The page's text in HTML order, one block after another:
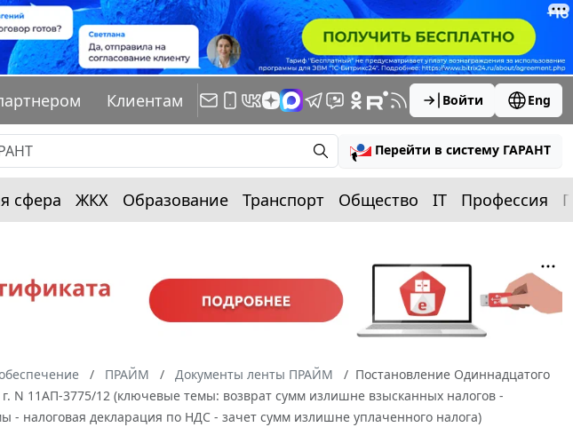
Клиентам Войти Eng
Перейти в систему ГАРАНТ
сфера ЖКХ Образование Транспорт Общество IT Профессия
ПРАЙМ Документы ленты ПРАЙМ
Постановление Одиннадцатого
N 11АП-3775/12 (ключевые темы: возврат сумм излишне взысканных налогов -
налоговая декларация по НДС - зачет сумм излишне уплаченного налога)